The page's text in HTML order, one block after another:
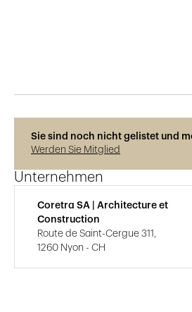
Sie sind noch nicht gelistet und
Werden Sie Mitglied
Unternehmen
Coretra SA | Architecture et
Construction
Route de Saint-Cergue 311,
1260 Nyon - CH